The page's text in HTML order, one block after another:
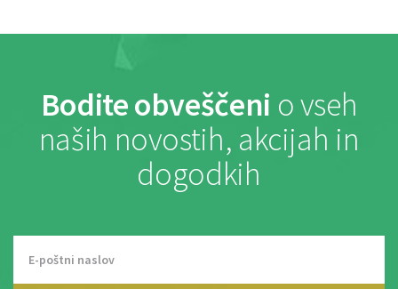
Bodite obveščeni o vseh
naših novostih, akcijah in
dogodkih